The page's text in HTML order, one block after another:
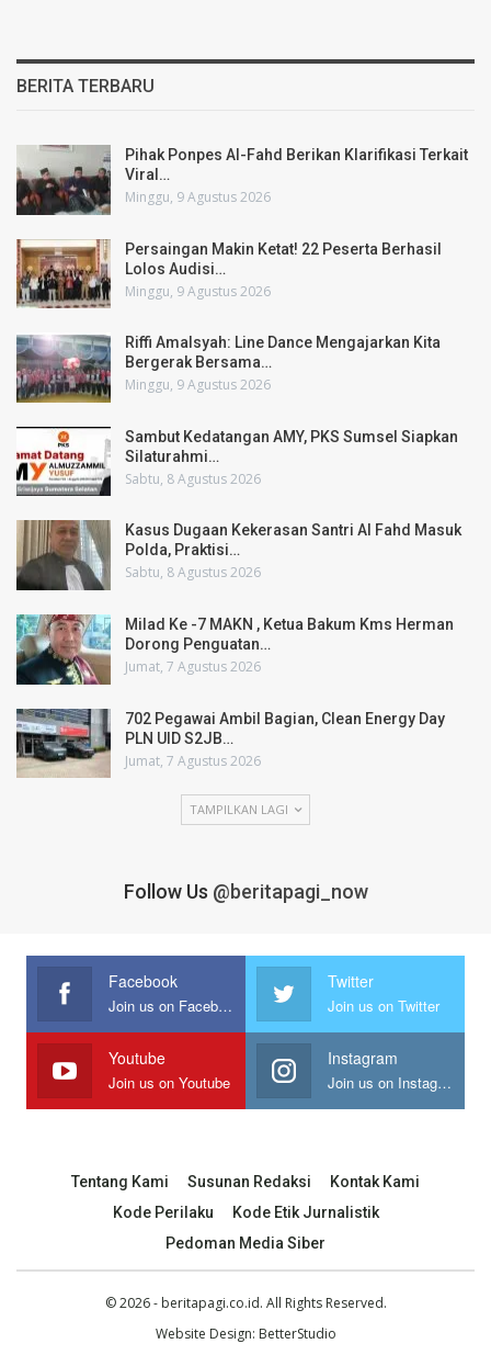
BERITA TERBARU
Pihak Ponpes Al-Fahd Berikan Klarifikasi Terkait
Viral…
Minggu, 9 Agustus 2026
Persaingan Makin Ketat! 22 Peserta Berhasil
Lolos Audisi…
Minggu, 9 Agustus 2026
Riffi Amalsyah: Line Dance Mengajarkan Kita
Bergerak Bersama…
Minggu, 9 Agustus 2026
Sambut Kedatangan AMY, PKS Sumsel Siapkan
Silaturahmi…
Sabtu, 8 Agustus 2026
Kasus Dugaan Kekerasan Santri Al Fahd Masuk
Polda, Praktisi…
Sabtu, 8 Agustus 2026
Milad Ke -7 MAKN , Ketua Bakum Kms Herman
Dorong Penguatan…
Jumat, 7 Agustus 2026
702 Pegawai Ambil Bagian, Clean Energy Day
PLN UID S2JB…
Jumat, 7 Agustus 2026
TAMPILKAN LAGI
Follow Us @beritapagi_now
Facebook
Join us on Facebook
Twitter
Join us on Twitter
Youtube
Join us on Youtube
Instagram
Join us on Instagram
Tentang Kami Susunan Redaksi
Kontak Kami
Kode Perilaku
Kode Etik Jurnalistik
Pedoman Media Siber
© 2026 - beritapagi.co.id. All Rights Reserved.
Website Design: BetterStudio